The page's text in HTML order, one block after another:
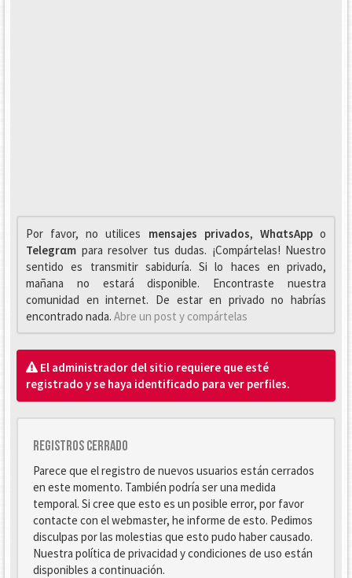
Por favor, no utilices mensajes privados, WhαtsAppo
Telegrαm para resolver tus dudas. ¡Compártelas! Nuestro
sentido es transmitir sabiduría. Si lo haces en privado,
mañana no estará disponible. Encontraste nuestra
comunidad en internet. De estar en privado no habrías
encontrado nada. Abre un post y compártelas
El administrador del sitio requiere que esté
registrado y se haya identificado para ver perfiles.
Registros cerrado
Parece que el registro de nuevos usuarios están cerrados
en este momento. También podría ser una medida
temporal. Si cree que esto es un posible error, por favor
contacte con el webmaster, he informe de esto. Pedimos
disculpas por las molestias que esto pudo haber causado.
Nuestra política de privacidad y condiciones de uso están
disponibles a continuación.